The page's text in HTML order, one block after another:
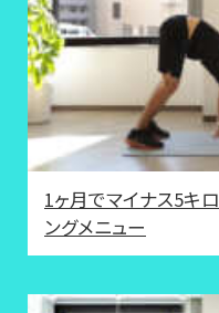
1ヶ月でマイナス5キ
ングメニュー